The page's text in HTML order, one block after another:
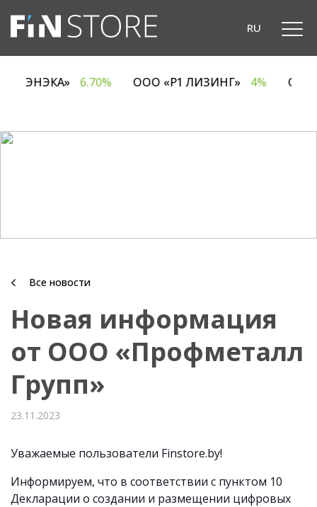
RU
«ЭНЭКА» 6.70% ООО «Р1 ЛИЗИНГ» 4%
Все новости
Новая информация
от ООО «Профметалл
Групп»
23.11.2023
Уважаемые пользователи Finstore.by!
Информируем, что в соответствии с пунктом 10
Декларации о создании и размещении цифровых